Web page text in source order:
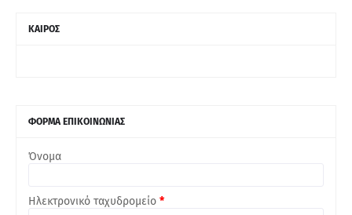
ΚΑΙΡΟΣ
ΦΟΡΜΑ ΕΠΙΚΟΙΝΩΝΙΑΣ
Όνομα
Ηλεκτρονικό ταχυδρομείο *